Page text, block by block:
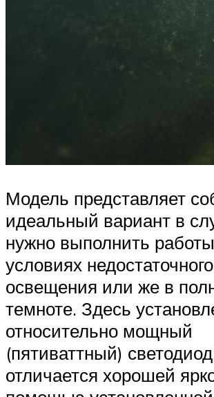
Модель представляет
идеальный вариант в
нужно выполнить
условиях недостаточного
освещения или же в
темноте. Здесь
относительно мощный
(пятиваттный)
отличается хорошей